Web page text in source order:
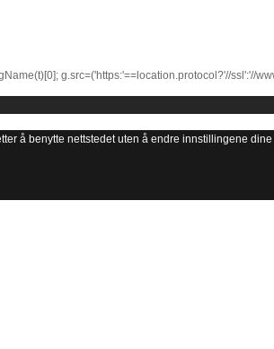
g.src=('https:'==location.protocol?'//ssl':'//
å benytte nettstedet uten å endre innstillingene